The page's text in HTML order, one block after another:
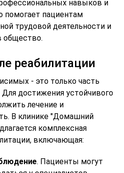
навыков и
помогает пациентам
трудовой деятельности и
общество.
реабилитации
- это только часть
достижения устойчивого
лечение и
В клинике "Домашний
комплексная
включающая:
. Пациенты могут